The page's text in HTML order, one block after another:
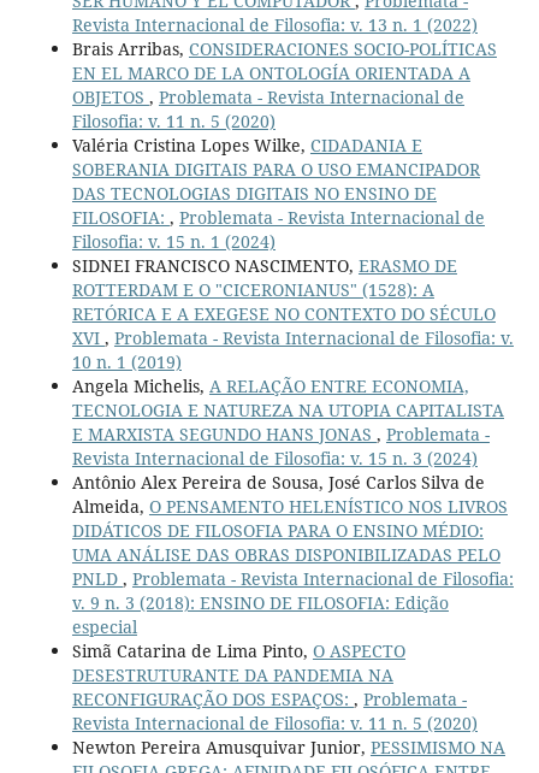
Revista Internacional de Filosofia: v. 13 n. 1 (2022)
Brais Arribas, CONSIDERACIONES SOCIO-POLÍTICAS
EN EL MARCO DE LA ONTOLOGÍA ORIENTADA A
OBJETOS , Problemata - Revista Internacional de
Filosofia: v. 11 n. 5 (2020)
Valéria Cristina Lopes Wilke, CIDADANIA E
SOBERANIA DIGITAIS PARA O USO EMANCIPADOR
DAS TECNOLOGIAS DIGITAIS NO ENSINO DE
FILOSOFIA: , Problemata - Revista Internacional de
Filosofia: v. 15 n. 1 (2024)
SIDNEI FRANCISCO NASCIMENTO, ERASMO DE
ROTTERDAM E O "CICERONIANUS" (1528): A
RETÓRICA E A EXEGESE NO CONTEXTO DO SÉCULO
XVI , Problemata - Revista Internacional de Filosofia: v.
10 n. 1 (2019)
Angela Michelis, A RELAÇÃO ENTRE ECONOMIA,
TECNOLOGIA E NATUREZA NA UTOPIA CAPITALISTA
E MARXISTA SEGUNDO HANS JONAS , Problemata -
Revista Internacional de Filosofia: v. 15 n. 3 (2024)
Antônio Alex Pereira de Sousa, José Carlos Silva de
Almeida, O PENSAMENTO HELENÍSTICO NOS LIVROS
DIDÁTICOS DE FILOSOFIA PARA O ENSINO MÉDIO:
UMA ANÁLISE DAS OBRAS DISPONIBILIZADAS PELO
PNLD , Problemata - Revista Internacional de Filosofia:
v. 9 n. 3 (2018): ENSINO DE FILOSOFIA: Edição
especial
Simã Catarina de Lima Pinto, O ASPECTO
DESESTRUTURANTE DA PANDEMIA NA
RECONFIGURAÇÃO DOS ESPAÇOS: , Problemata -
Revista Internacional de Filosofia: v. 11 n. 5 (2020)
Newton Pereira Amusquivar Junior, PESSIMISMO NA